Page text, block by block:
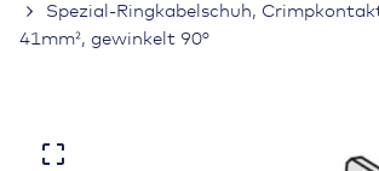
Spezial-Ringkabelschuh,
41mm², gewinkelt 90°